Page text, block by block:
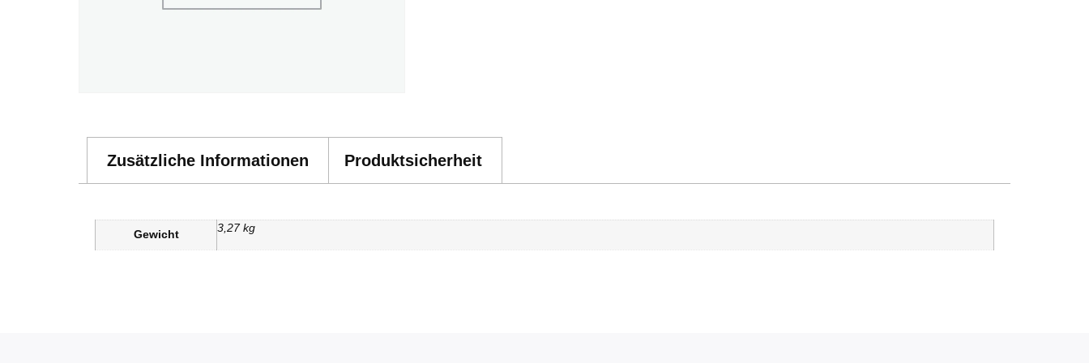
Zusätzliche Informationen Produktsicherheit
Gewicht
3,27 kg